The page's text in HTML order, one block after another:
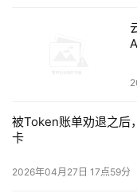
被Token账单劝退之后
卡
2026年04月27日 17点59分